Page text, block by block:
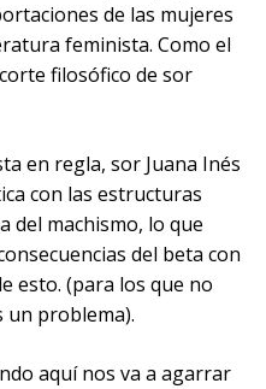
de las mujeres
feminista. Como el
filosófico de sor
en regla, sor Juana Inés
con las estructuras
del machismo, lo que
del beta con
esto. (para los que no
un problema).
aquí nos va a agarrar